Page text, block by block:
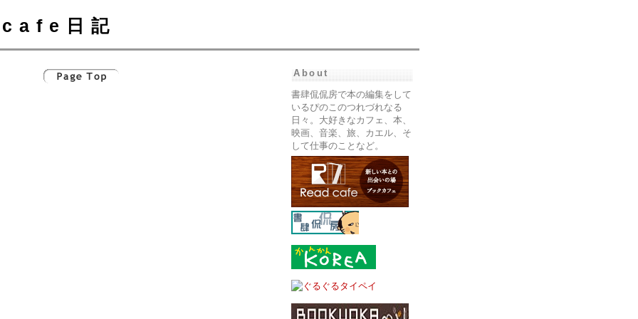
cafe日記
About
書肆侃侃房で本の編集をして
いるぴのこのつれづれなる
日々。大好きなカフェ、本、
映画、音楽、旅、カエル、そ
して仕事のことなど。